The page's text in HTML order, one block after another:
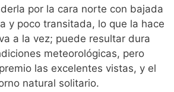
por la cara norte con bajada
y poco transitada, lo que la hace
a la vez; puede resultar dura
meteorológicas, pero
las excelentes vistas, y el
natural solitario.